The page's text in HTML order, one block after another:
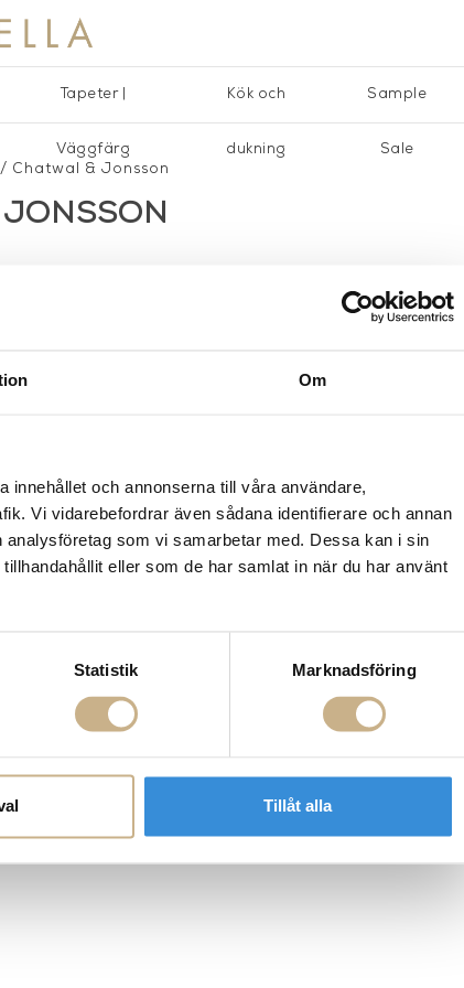
Om
och annonserna till våra användare,
Vi vidarebefordrar även sådana identifierare och annan
som vi samarbetar med. Dessa kan i sin
eller som de har samlat in när du har använt
Statistik Marknadsföring
Tillåt alla
Tapeter |
Väggfärg
Kök och
dukning
Sample
Sale
/ Chatwal & Jonsson
Fornasetti
Fotokonst
Layered
Lexington
Snurrade ljus
OK